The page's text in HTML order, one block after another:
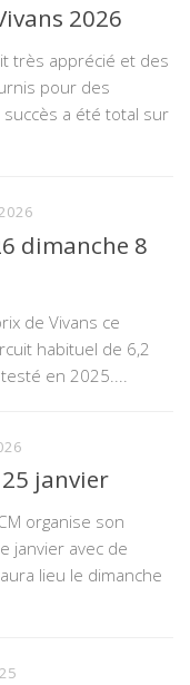
2026
très apprécié et des
pour des
a été total sur
dimanche 8
de Vivans ce
habituel de 6,2
en 2025....
janvier
organise son
janvier avec de
lieu le dimanche